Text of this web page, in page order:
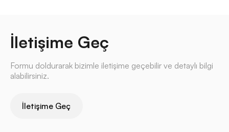
İletişime Geç
Formu doldurarak bizimle iletişime geçebilir ve detaylı bilgi
alabilirsiniz.
İletişime Geç